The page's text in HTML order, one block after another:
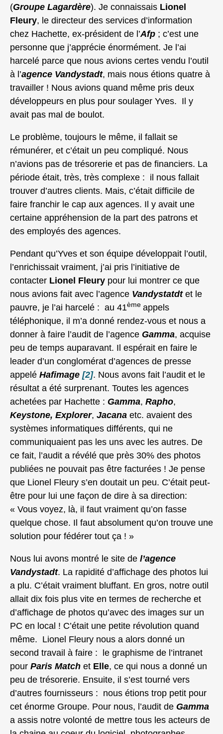
(Groupe Lagardère). Je connaissais Lionel
Fleury, le directeur des services d’information
chez Hachette, ex-président de l’Afp ; c’est une
personne que j’apprécie énormément. Je l’ai
harcelé parce que nous avions certes vendu l’outil
à l’agence Vandystadt, mais nous étions quatre à
travailler ! Nous avions quand même pris deux
développeurs en plus pour soulager Yves. Il y
avait pas mal de boulot.
Le problème, toujours le même, il fallait se
rémunérer, et c’était un peu compliqué. Nous
n’avions pas de trésorerie et pas de financiers. La
période était, très, très complexe : il nous fallait
trouver d’autres clients. Mais, c’était difficile de
faire franchir le cap aux agences. Il y avait une
certaine appréhension de la part des patrons et
des employés des agences.
Pendant qu’Yves et son équipe développait l’outil,
l’enrichissait vraiment, j’ai pris l’initiative de
contacter Lionel Fleury pour lui montrer ce que
nous avions fait avec l’agence Vandystatdt et le
pauvre, je l’ai harcelé : au 41ème appels
téléphonique, il m’a donné rendez-vous et nous a
donner à faire l’audit de l’agence Gamma, acquise
peu de temps auparavant. Il espérait en faire le
leader d’un conglomérat d’agences de presse
appelé Hafimage [2]. Nous avons fait l’audit et le
résultat a été surprenant. Toutes les agences
achetées par Hachette : Gamma, Rapho,
Keystone, Explorer, Jacana etc. avaient des
systèmes informatiques différents, qui ne
communiquaient pas les uns avec les autres. De
ce fait, l’audit a révélé que près 30% des photos
publiées ne pouvait pas être facturées ! Je pense
que Lionel Fleury s’en doutait un peu. C’était peut-
être pour lui une façon de dire à sa direction:
« Vous voyez, là, il faut vraiment qu’on fasse
quelque chose. Il faut absolument qu’on trouve une
solution pour fédérer tout ça ! »
Nous lui avons montré le site de l’agence
Vandystadt. La rapidité d’affichage des photos lui
a plu. C’était vraiment bluffant. En gros, notre outil
allait dix fois plus vite en termes de recherche et
d’affichage de photos qu’avec des images sur un
PC en local ! C’était une petite révolution quand
même. Lionel Fleury nous a alors donné un
second travail à faire : le graphisme de l’intranet
pour Paris Match et Elle, ce qui nous a donné un
peu de trésorerie. Ensuite, il s’est tourné vers
d’autres fournisseurs : nous étions trop petit pour
cet énorme Groupe. Pour nous, l’audit de Gamma
a assis notre volonté de mettre tous les acteurs de